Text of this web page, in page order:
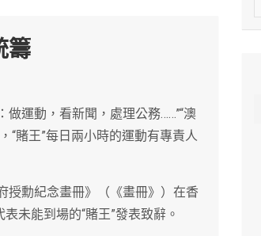
籌
做運動，看新聞，處理公務……”“澳
“賭王”每日兩小時的運動有專責人
授勳紀念畫冊》（《畫冊》）在香
未能到場的“賭王”發表致辭。
e